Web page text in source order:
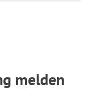
melden